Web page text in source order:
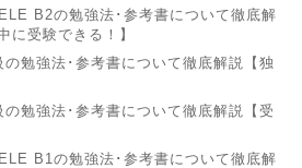
B2の勉強法･参考書について徹底解
に受験できる！】
の勉強法･参考書について徹底解説【独
の勉強法･参考書について徹底解説【受
B1の勉強法･参考書について徹底解